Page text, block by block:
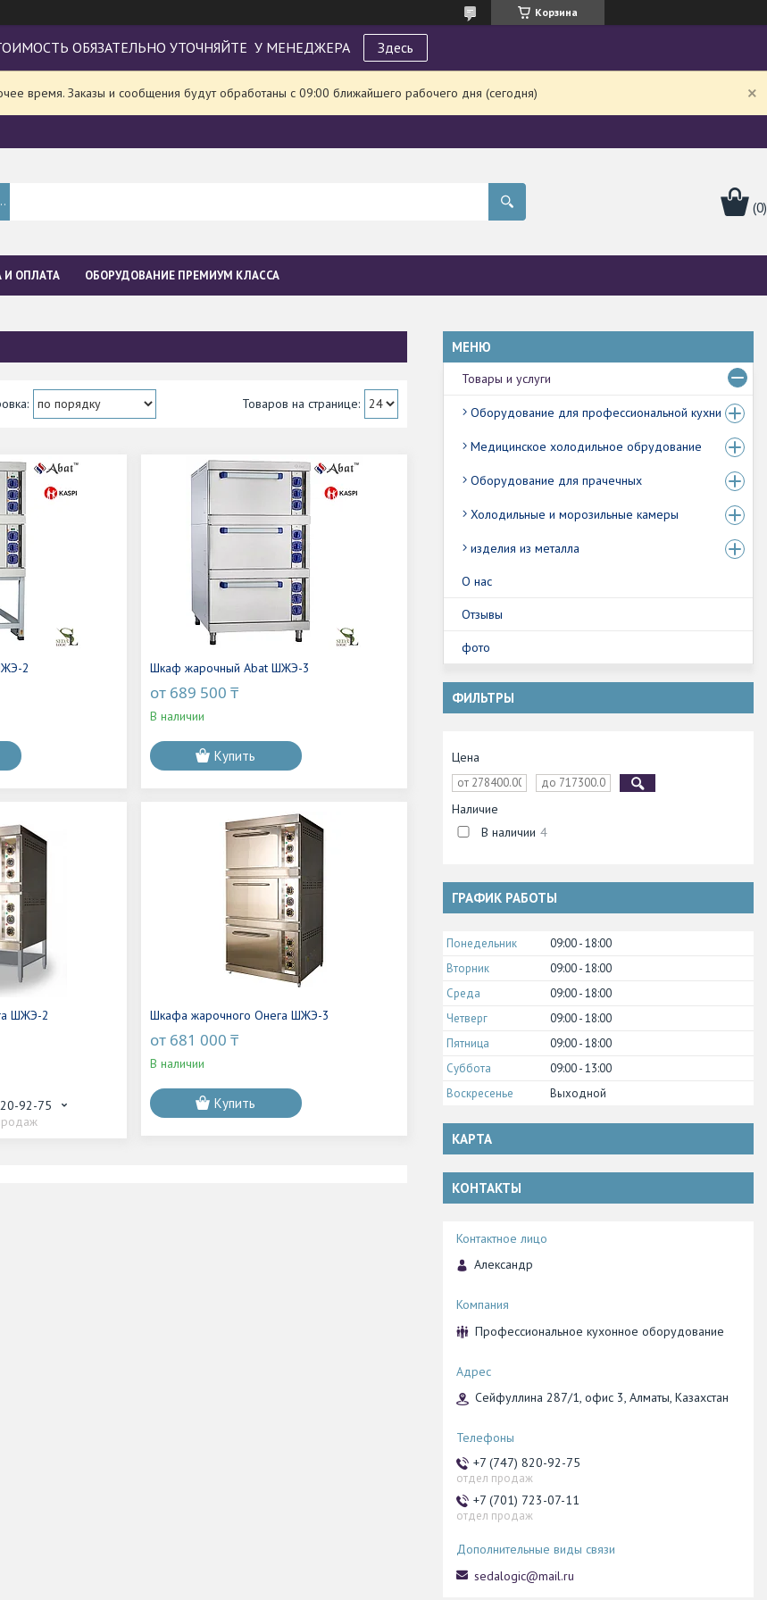
Корзина
ОБЯЗАТЕЛЬНО УТОЧНЯЙТЕ У МЕНЕДЖЕРА Здесь
время. Заказы и сообщения будут обработаны с 09:00 ближайшего рабочего дня (сегодня)
И ОПЛАТА ОБОРУДОВАНИЕ ПРЕМИУМ КЛАССА
2 Шкаф жарочный Abat ШЖЭ-3
от 689 500 ₸
В наличии
Купить
ШЖЭ-2
92-75
Шкафа жарочного Онега ШЖЭ-3
от 681 000 ₸
В наличии
Купить
Товары и услуги
Оборудование для профессиональной кухни
Медицинское холодильное обрудование
Оборудование для прачечных
Холодильные и морозильные камеры
изделия из металла
О нас
Отзывы
фото
ФИЛЬТРЫ
Цена
Наличие
В наличии 4
ГРАФИК РАБОТЫ
Понедельник 09:00 18:00
Вторник
09:00 18:00
Среда
09:00 18:00
Четверг
09:00 18:00
Пятница
09:00 18:00
Суббота
09:00 13:00
Воскресенье
Выходной
КАРТА
КОНТАКТЫ
Александр
Профессиональное кухонное оборудование
Сейфуллина 287/1, офис 3, Алматы, Казахстан
+7 (747) 820-92-75
отдел продаж
+7 (701) 723-07-11
отдел продаж
sedalogic@mail.ru